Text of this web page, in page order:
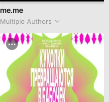
me.me
Multiple Authors